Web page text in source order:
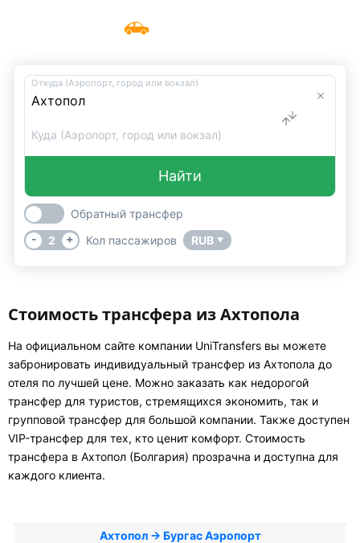
Такси Ахтопол
Откуда (Аэропорт, город или вокзал)
Куда (Аэропорт, город или вокзал)
Найти
Обратный трансфер
-
2 + Кол пассажиров RUB ▼
Стоимость трансфера из Ахтопола
На официальном сайте компании UniTransfers вы можете
забронировать индивидуальный трансфер из Ахтопола до
отеля по лучшей цене. Можно заказать как недорогой
трансфер для туристов, стремящихся экономить, так и
групповой трансфер для большой компании. Также доступен
VIP-трансфер для тех, кто ценит комфорт. Стоимость
трансфера в Ахтопол (Болгария) прозрачна и доступна для
каждого клиента.
Ахтопол → Бургас Аэропорт